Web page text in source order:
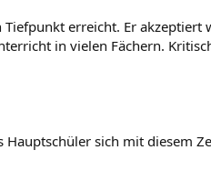
erreicht. Er akzeptiert
in vielen Fächern.
Hauptschüler sich mit diesem